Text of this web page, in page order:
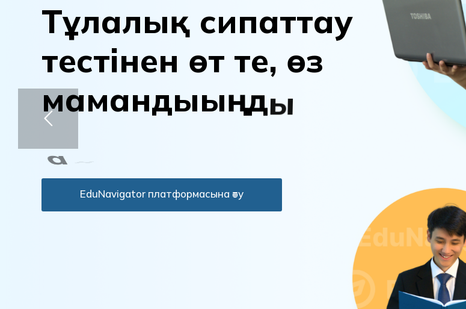
Тұлалық сипаттау
тестінен өт те, өз
мамандыыңды
ан
EduNavigator платформасына өту